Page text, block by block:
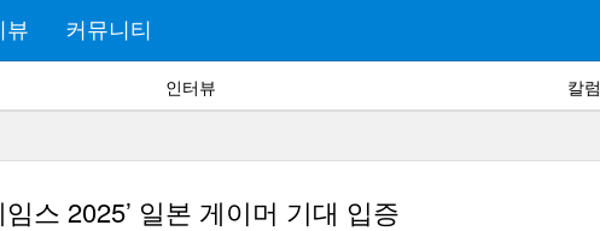
뷰 커뮤니티
인터뷰 칼럼
스 2025’ 일본 게이머 기대 입증